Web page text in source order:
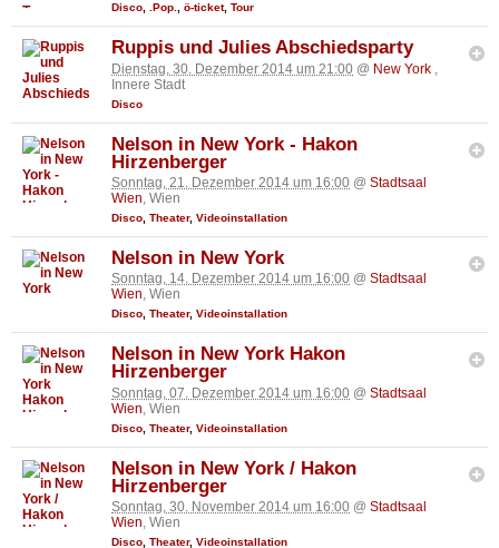
Disco, .Pop., ö-ticket, Tour
Ruppis und Julies Abschiedsparty
Dienstag, 30. Dezember 2014 um 21:00 @ New York
Innere Stadt
Disco
Nelson in New York - Hakon
Hirzenberger
Sonntag, 21. Dezember 2014 um 16:00 @ Stadtsaal
Wien, Wien
Disco Theater, Videoinstallation
Nelson in New York
Sonntag, 14. Dezember 2014 um 16:00 @ Stadtsaal
Wien, Wien
Disco, Theater, Videoinstallation
Nelson in New York Hakon
Hirzenberger
Sonntag, 07. Dezember 2014 um 16:00 @ Stadtsaal
Wien , Wien
Disco Theater, Videoinstallation
Nelson in New York / Hakon
Hirzenberger
Sonntag, 30. November 2014 um 16:00 @ Stadtsaal
Wien, Wien
Disco Theater, Videoinstallation